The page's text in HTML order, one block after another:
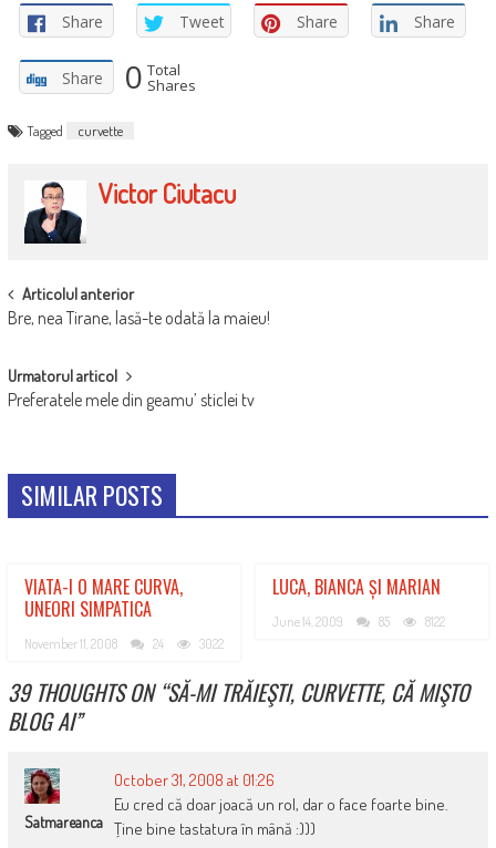
Share Tweet Share Share
Share 0 Total
Shares
Tagged curvette
Victor Ciutacu
POST
NAVIGATION
Articolul anterior
Bre, nea Tirane, lasă-te odată la maieu!
Urmatorul articol
Preferatele mele din geamu’ sticlei tv
SIMILAR POSTS
VIATA-I O MARE CURVA,
UNEORI SIMPATICA
November 11, 2008 24 3022
LUCA, BIANCA ȘI MARIAN
June 14, 2009 85 8122
39 THOUGHTS ON “SĂ-MI TRĂIEŞTI, CURVETTE, CĂ MIŞTO
BLOG AI”
Satmareanca
October 31, 2008 at 01:26
Eu cred că doar joacă un rol, dar o face foarte bine.
Ţine bine tastatura în mână :)))